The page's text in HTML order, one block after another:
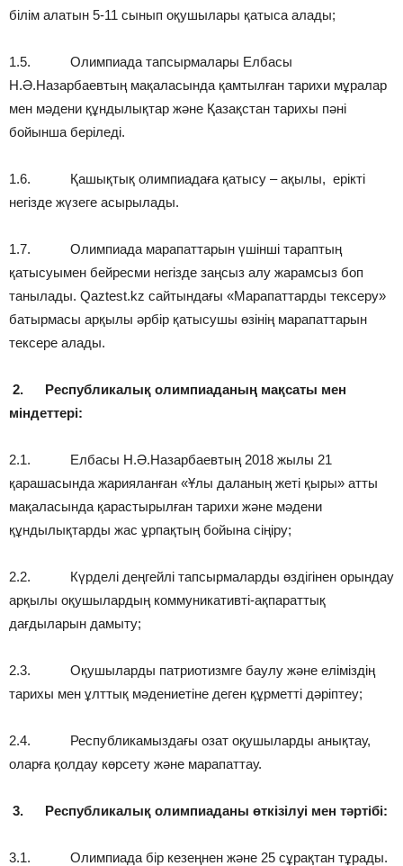
білім алатын 5-11 сынып оқушылары қатыса алады;
1.5. Олимпиада тапсырмалары Елбасы
Н.Ә.Назарбаевтың мақаласында қамтылған тарихи мұралар
мен мәдени құндылықтар және Қазақстан тарихы пәні
бойынша беріледі.
1.6. Қашықтық олимпиадаға қатысу – ақылы, ерікті
негізде жүзеге асырылады.
1.7. Олимпиада марапаттарын үшінші тараптың
қатысуымен бейресми негізде заңсыз алу жарамсыз боп
танылады. Qaztest.kz сайтындағы «Марапаттарды тексеру»
батырмасы арқылы әрбір қатысушы өзінің марапаттарын
тексере алады.
2. Республикалық олимпиаданың мақсаты мен
міндеттері:
2.1. Елбасы Н.Ә.Назарбаевтың 2018 жылы 21
қарашасында жарияланған «Ұлы даланың жеті қыры» атты
мақаласында қарастырылған тарихи және мәдени
құндылықтарды жас ұрпақтың бойына сіңіру;
2.2. Күрделі деңгейлі тапсырмаларды өздігінен орындау
арқылы оқушылардың коммуникативті-ақпараттық
дағдыларын дамыту;
2.3. Оқушыларды патриотизмге баулу және еліміздің
тарихы мен ұлттық мәдениетіне деген құрметті дәріптеу;
2.4. Республикамыздағы озат оқушыларды анықтау,
оларға қолдау көрсету және марапаттау.
3. Республикалық олимпиаданы өткізілуі мен тәртібі:
3.1. Олимпиада бір кезеңнен және 25 сұрақтан тұрады.